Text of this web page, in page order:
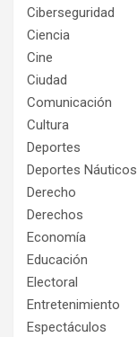
Ciberseguridad
Ciencia
Cine
Ciudad
Comunicación
Cultura
Deportes
Deportes Náuticos
Derecho
Derechos
Economía
Educación
Electoral
Entretenimiento
Espectáculos